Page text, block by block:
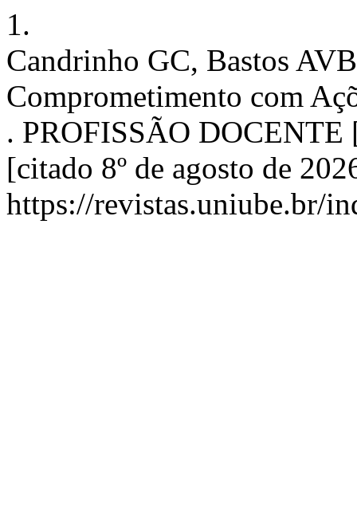
1.
Candrinho GC, Bastos
Comprometimento com
. PROFISSÃO DOCENTE
[citado 8º de agosto de
https://revistas.uniube.br/